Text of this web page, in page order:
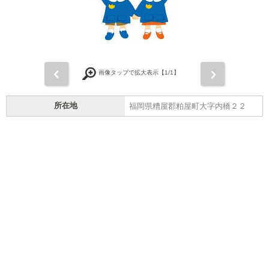
画像タップで拡大表示【1/1】
所在地 福岡県糟屋郡粕屋町大字内橋２２